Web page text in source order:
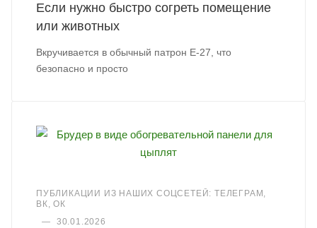
Если нужно быстро согреть помещение
или животных
Вкручивается в обычный патрон Е-27, что
безопасно и просто
ПУБЛИКАЦИИ ИЗ НАШИХ СОЦСЕТЕЙ: ТЕЛЕГРАМ,
ВК, ОК
—
30.01.2026